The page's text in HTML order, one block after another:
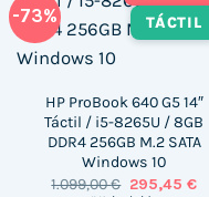
-73%
TÁCTIL
HP ProBook 640 G5 14″
Táctil / i5-8265U / 8GB
DDR4 256GB M.2 SATA
Windows 10
1.099,00€ El
295,45 €El